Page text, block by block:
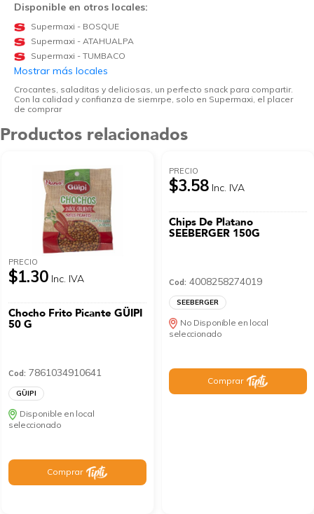
Disponible en otros locales:
Supermaxi - BOSQUE
Supermaxi - ATAHUALPA
Supermaxi - TUMBACO
Mostrar más locales
Crocantes, saladitas y deliciosas, un perfecto snack para compartir.
Con la calidad y confianza de siemrpe, solo en Supermaxi, el placer
de comprar
Productos relacionados
PRECIO
$1.30 Inc. IVA
Chocho Frito Picante GÜIPI
50 G
Cod: 7861034910641
GÜIPI
Disponible en local
seleccionado
Comprar
PRECIO
$3.58 Inc. IVA
Chips De Platano
SEEBERGER 150G
Cod: 4008258274019
SEEBERGER
No Disponible en local
seleccionado
Comprar